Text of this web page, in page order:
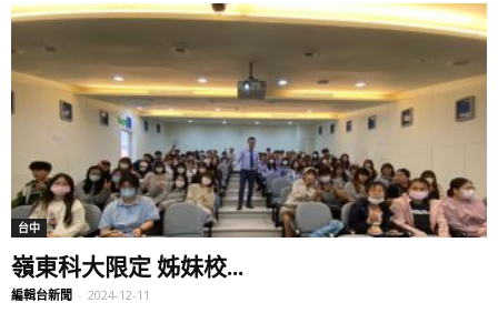
台中
嶺東科大限定 姊妹校...
編輯台新聞 - 2024-12-11